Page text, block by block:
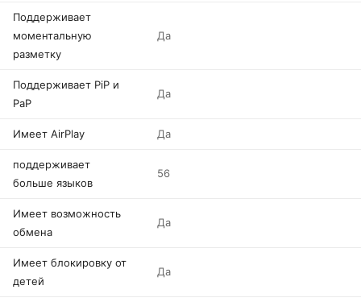
Поддерживает
моментальную
разметку
Да
Поддерживает PiP и
PaP
Да
Имеет AirPlay Да
поддерживает
больше языков
56
Имеет возможность
обмена
Да
Имеет блокировку от
детей
Да